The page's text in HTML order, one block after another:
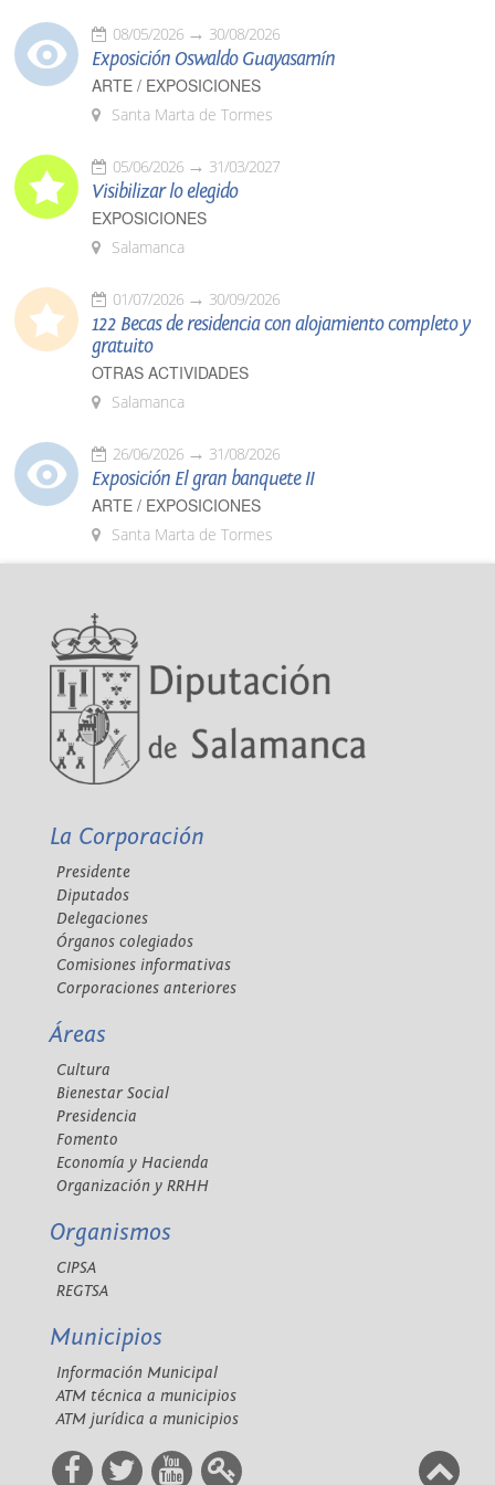
08/05/2026 30/08/2026
Exposición Oswaldo Guayasamín
ARTE / EXPOSICIONES
Santa Marta de Tormes
05/06/2026 31/03/2027
Visibilizar lo elegido
EXPOSICIONES
Salamanca
01/07/2026 30/09/2026
122 Becas de residencia con alojamiento completo y
gratuito
OTRAS ACTIVIDADES
Salamanca
26/06/2026 31/08/2026
Exposición El gran banquete II
ARTE / EXPOSICIONES
Santa Marta de Tormes
La Corporación
Presidente
Diputados
Delegaciones
Órganos colegiados
Comisiones informativas
Corporaciones anteriores
Áreas
Cultura
Bienestar Social
Presidencia
Fomento
Economía y Hacienda
Organización y RRHH
Organismos
CIPSA
REGTSA
Municipios
Información Municipal
ATM técnica a municipios
ATM jurídica a municipios